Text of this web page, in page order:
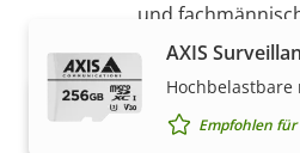
AXIS
Hochbelastbare
Empfohlen
und